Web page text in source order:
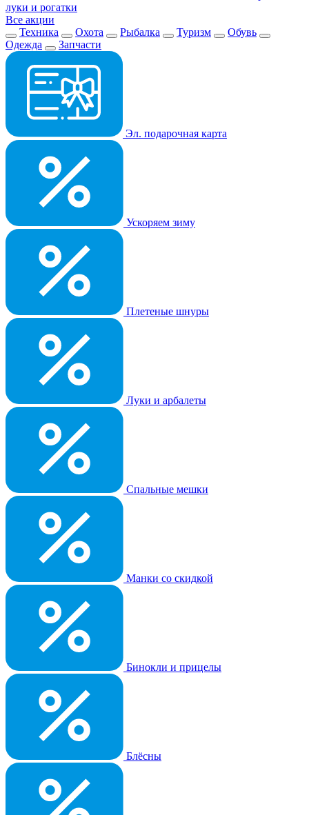
луки и рогатки
Все акции
Техника
Охота Рыбалка Туризм
Обувь
Одежда
Запчасти
Эл. подарочная карта
Ускоряем зиму
Плетеные шнуры
Луки и арбалеты
Спальные мешки
Манки со скидкой
Бинокли и прицелы
Блёсны